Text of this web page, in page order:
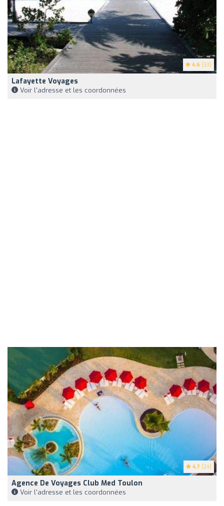
4.6 (33)
Lafayette Voyages
Voir l'adresse et les coordonnées
4.7 (24)
Agence De Voyages Club Med Toulon
Voir l'adresse et les coordonnées